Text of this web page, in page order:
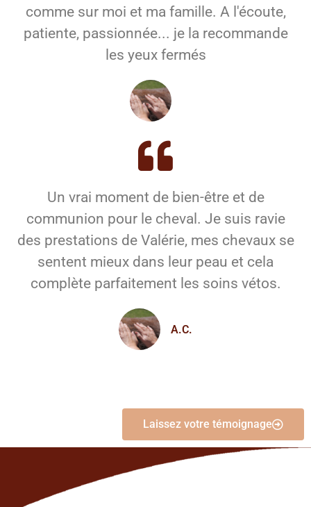
comme sur moi et ma famille. A l'écoute,
patiente, passionnée... je la recommande
les yeux fermés
Un vrai moment de bien-être et de
communion pour le cheval. Je suis ravie
des prestations de Valérie, mes chevaux se
sentent mieux dans leur peau et cela
complète parfaitement les soins vétos.
A.C.
Laissez votre témoignage